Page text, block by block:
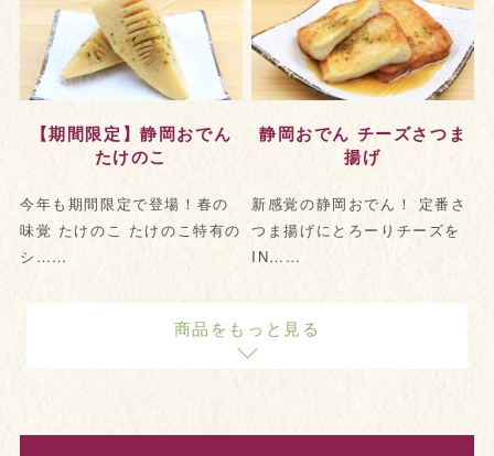
【期間限定】静岡おでん
たけのこ
今年も期間限定で登場！春の
味覚 たけのこ たけのこ特有の
シ……
静岡おでん チーズさつま
揚げ
新感覚の静岡おでん！ 定番さ
つま揚げにとろーりチーズを
IN……
商品をもっと見る